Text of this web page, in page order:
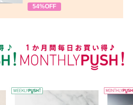
54%OFF
WEEKLY PUSH